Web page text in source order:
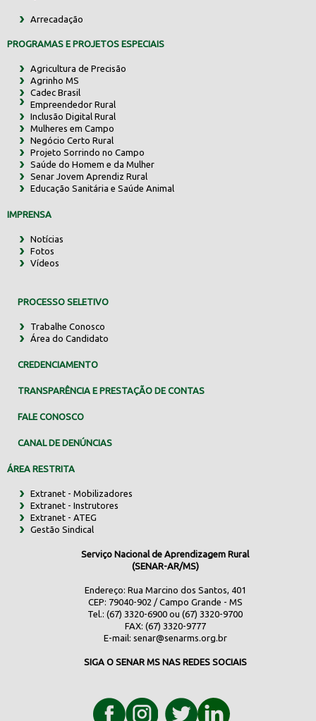
Arrecadação
PROGRAMAS E PROJETOS ESPECIAIS
Agricultura de Precisão
Agrinho MS
Cadec Brasil
Empreendedor Rural
Inclusão Digital Rural
Mulheres em Campo
Negócio Certo Rural
Projeto Sorrindo no Campo
Saúde do Homem e da Mulher
Senar Jovem Aprendiz Rural
Educação Sanitária e Saúde Animal
IMPRENSA
Notícias
Fotos
Vídeos
PROCESSO SELETIVO
Trabalhe Conosco
Área do Candidato
CREDENCIAMENTO
TRANSPARÊNCIA E PRESTAÇÃO DE CONTAS
FALE CONOSCO
CANAL DE DENÚNCIAS
ÁREA RESTRITA
Extranet - Mobilizadores
Extranet - Instrutores
Extranet - ATEG
Gestão Sindical
Serviço Nacional de Aprendizagem Rural
(SENAR-AR/MS)
Endereço: Rua Marcino dos Santos, 401
CEP: 79040-902 / Campo Grande - MS
Tel.: (67) 3320-6900 ou (67) 3320-9700
FAX: (67) 3320-9777
E-mail: senar@senarms.org.br
SIGA O SENAR MS NAS REDES SOCIAIS